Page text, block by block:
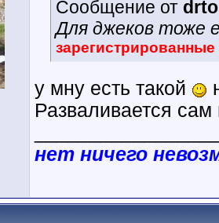
Сообщение от
Для джеков тоже
у мну есть такой
Разваливается сам
нет ничего